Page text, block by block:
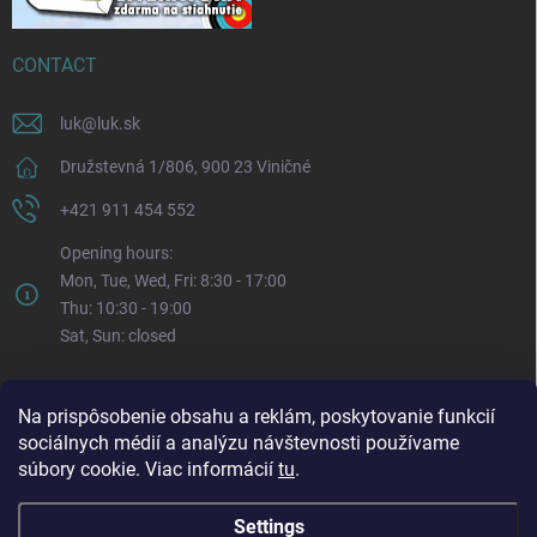
Na prispôsobenie obsahu a reklám, poskytovanie funkcií
sociálnych médií a analýzu návštevnosti používame
súbory cookie. Viac informácií tu.
Settings
CONTACT
luk@ luk.sk
Družstevná 1/806, 900 23 Viničné
+421 911 454 552
Opening hours:
Mon, Tue, Wed, Fri: 8:30 - 17:00
Thu: 10:30 - 19:00
Sat, Sun: closed